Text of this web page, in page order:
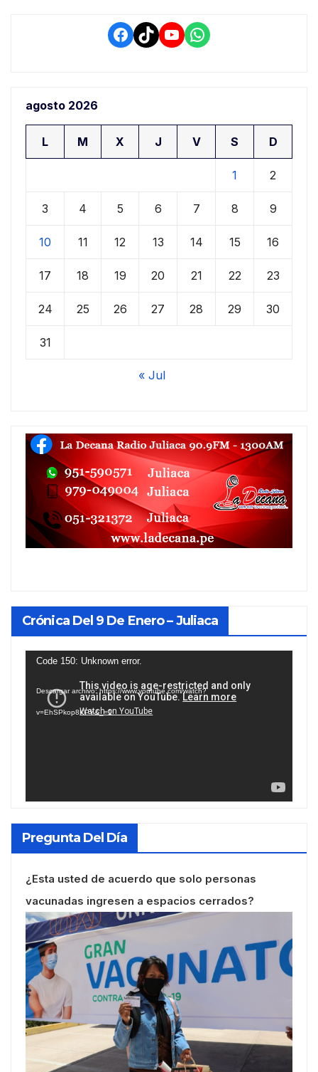
Facebook
TikTokYouTube
WhatsApp
agosto 2026
L M X J V S D
1 2
3 4 5 6 7 8 9
10 11 12 13 14 15 16
17 18 19 20 21 22 23
24 25 26 27 28 29 30
31
« Jul
Crónica Del 9 De Enero – Juliaca
Reproductor
vídeo
Code 150: Unknown error.
Descargar archivo: https://www.youtube.com/watch?
v=EhSPkop8KPY&_=1
Pregunta Del Día
¿Esta usted de acuerdo que solo personas
vacunadas ingresen a espacios cerrados?